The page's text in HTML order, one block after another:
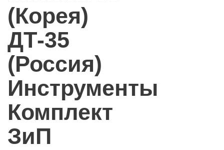
(Корея)
ДТ-35
(Россия)
Инструменты
Комплект
ЗиП